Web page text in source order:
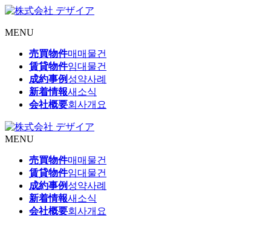
MENU
売買物件매매물건
賃貸物件임대물건
成約事例 성약사례
新着情報새소식
会社概要회사개요
MENU
売買物件매매물건
賃貸物件임대물건
成約事例 성약사례
新着情報새소식
会社概要회사개요